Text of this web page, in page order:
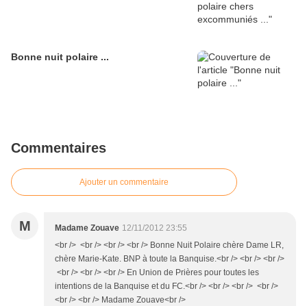
Bonne nuit polaire ...
Commentaires
Ajouter un commentaire
M Madame Zouave 12/11/2012 23:55
<br /> <br /> <br /> <br /> Bonne Nuit Polaire chère Dame LR,
chère Marie-Kate. BNP à toute la Banquise.<br /> <br /> <br />
<br /> <br /> <br /> En Union de Prières pour toutes les
intentions de la Banquise et du FC.<br /> <br /> <br /> <br />
<br /> <br /> Madame Zouave<br />